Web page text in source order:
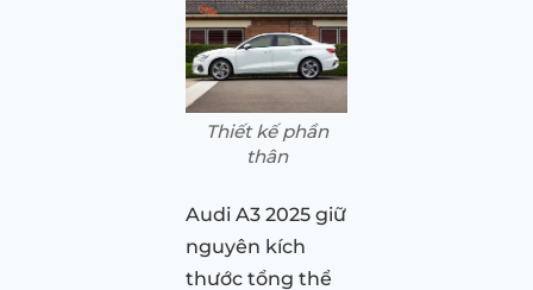
Thiết kế phần
thân
Audi A3 2025 giữ
nguyên kích
thước tổng thể